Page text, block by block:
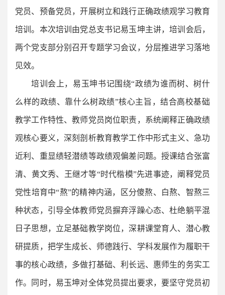
党员、预备党员，开展树立和践行正确政绩观学习教育
培训。本次培训由党总支书记易玉坤主讲，培训会后，
两个党支部分别召开专题学习会议，分层推进学习落地
见效。
培训会上，易玉坤书记围绕“政绩为谁而树、树什
么样的政绩、靠什么树政绩”核心主旨，结合高校基础
教学工作特性、教师党员岗位职责，系统阐释正确政绩
观核心要义，深刻剖析教育教学工作中形式主义、急功
近利、重显绩轻潜绩等政绩观偏差问题。授课结合张富
清、黄文秀、王继才等“时代楷模”先进事迹，阐释党员
党性培育中“熬”的精神内涵，区分傻熬、白熬、智熬三
种状态，引导全体教师党员摒弃浮躁心态、杜绝躺平混
日子思想，立足基础教学岗位，深耕课堂育人、潜心教
研提质，把学生成长、师德践行、学科发展作为履职干
事的核心政绩，多做打基础、利长远、惠师生的务实工
作。同时，易玉坤对全体党员提出要求，要坚守党员初